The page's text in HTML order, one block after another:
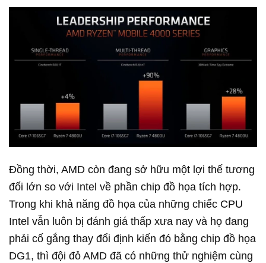
Đồng thời, AMD còn đang sở hữu một lợi thế tương
đối lớn so với Intel về phần chip đồ họa tích hợp.
Trong khi khả năng đồ họa của những chiếc CPU
Intel vẫn luôn bị đánh giá thấp xưa nay và họ đang
phải cố gắng thay đổi định kiến đó bằng chip đồ họa
DG1, thì đội đỏ AMD đã có những thử nghiệm cùng